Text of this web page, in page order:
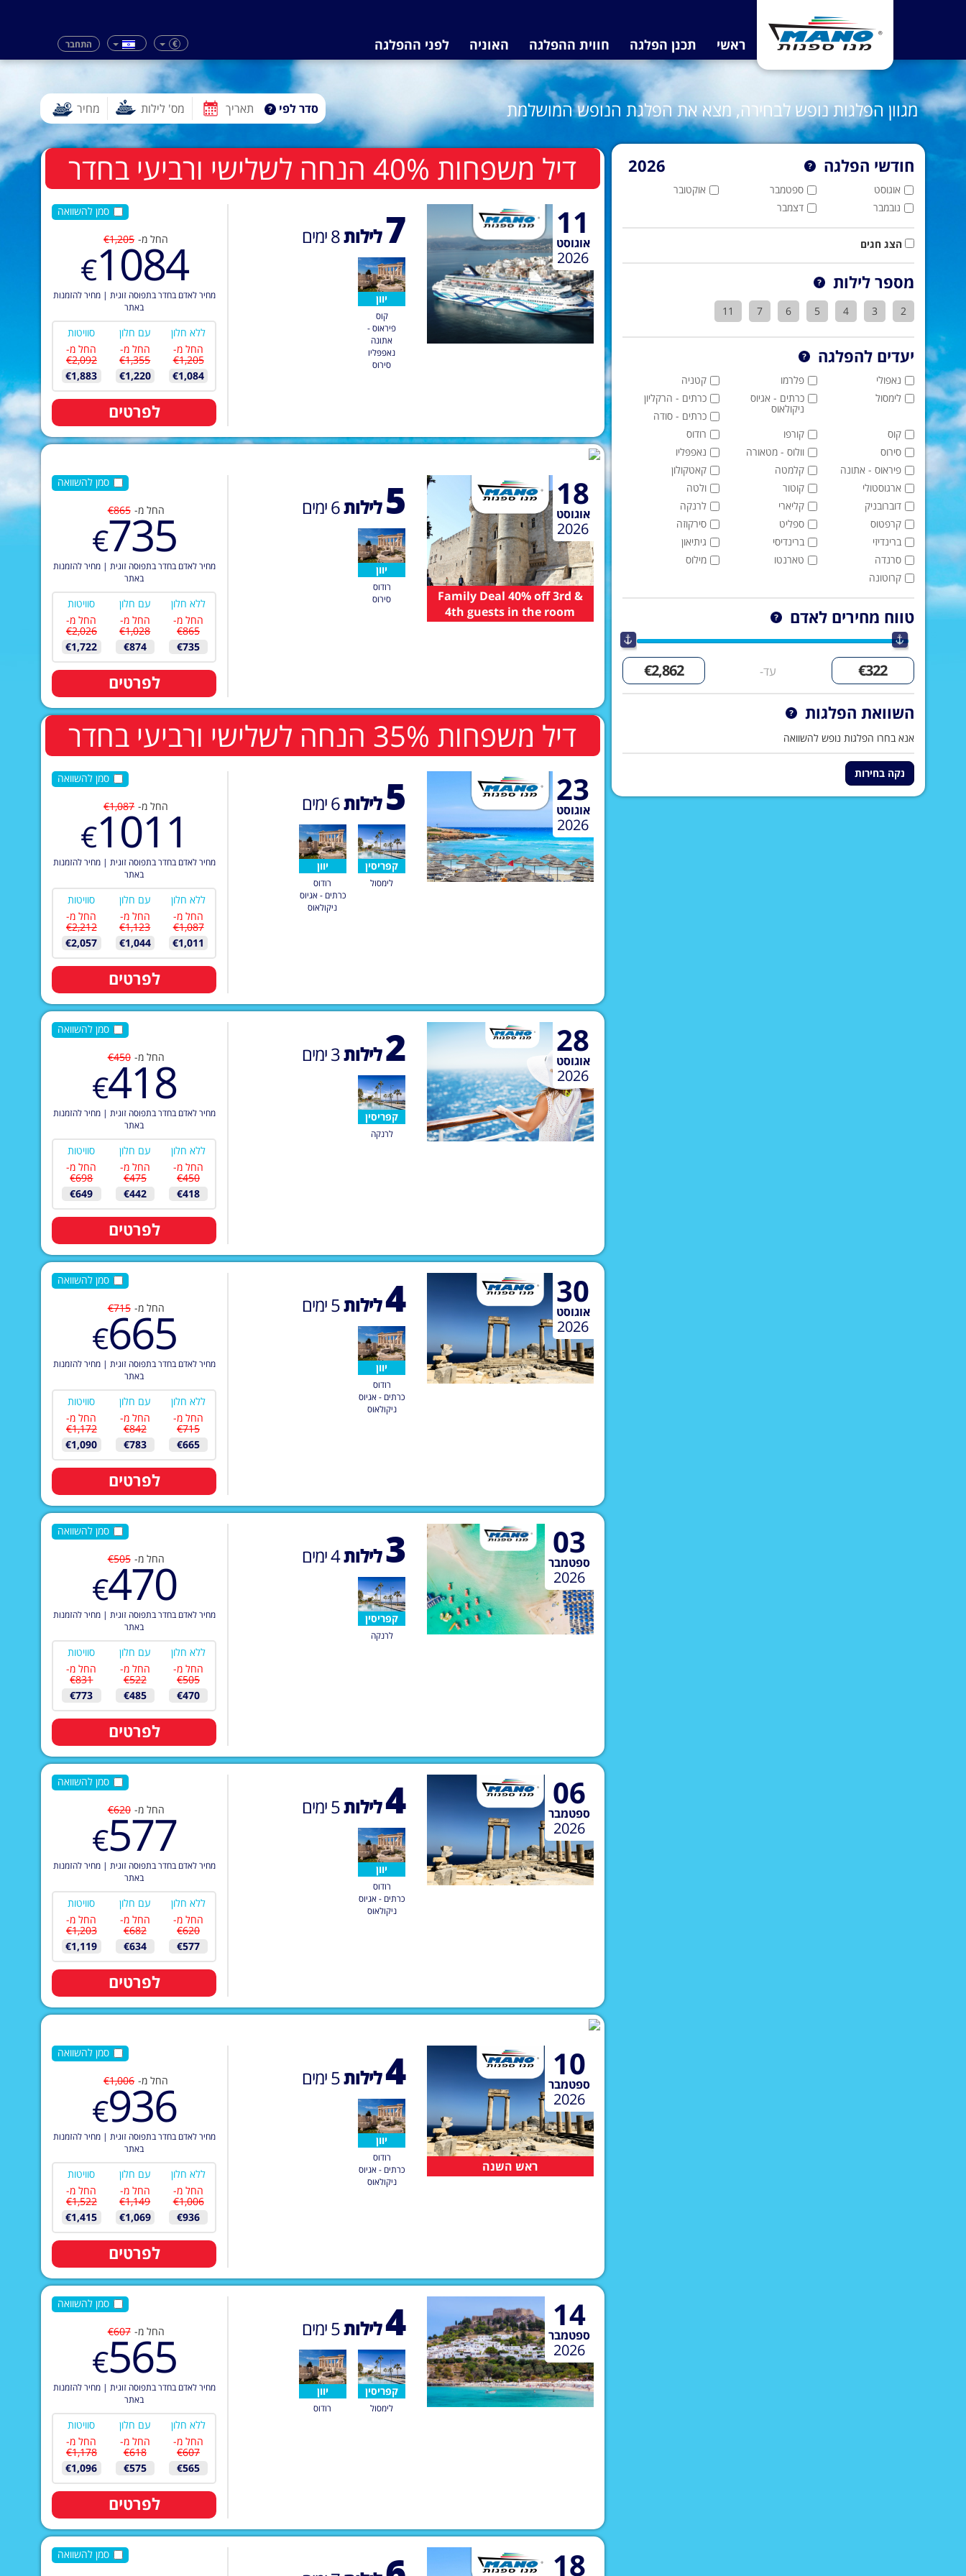
ראשי תכנן הפלגה חווית ההפלגה האוניה לפני ההפלגה € התחבר
מגוון הפלגות נופש לבחירה, מצא את הפלגת הנופש המושלמת
חודשי הפלגה 2026
אוגוסט ספטמבר
אוקטובר
נובמבר
דצמבר
הצג חגים
מספר לילות
2
3
4
5
6
7
11
יעדים להפלגה
נאפולי פלרמו
קטניה
לימסול
כרתים - אגיוס
ניקולאוס
כרתים - הרקליון
כרתים - סודה
קוס
קורפו
רודוס
סירוס
וולוס - מטאורה
נאפפּליו
פיראוס - אתונה
קלמטה
קאטקולון
ארגוסטולי
קוטור
ולטה
דוברובניק
קליארי
לרנקה
קרפטוס
ספליט
סירקוזה
ברינדיזי
ברינדיסי
גיתיאון
סרנדה
טארנטו
מילוס
קרוטונה
טווח מחירים לאדם
עד-
השוואת הפלגות
אנא בחרו הפלגות נופש להשוואה
נקה בחירות
סדר לפי תאריך מס' לילות מחיר
דיל משפחות 40% הנחה לשלישי ורביעי בחדר
סמן להשוואה
החל מ- €1,205
€1084
מחיר לאדם בחדר בתפוסה זוגית |מחיר להזמנות
באתר
ללא חלון
החל מ-
€1,205
€1,084
עם חלון
החל מ-
€1,355
€1,220
סוויטות
החל מ-
€2,092
€1,883
לפרטים
7לילות8ימים
יוון
קוס
פיראוס -
אתונה
נאפפּליו
סירוס
11
אוגוסט
2026
סמן להשוואה
החל מ- €865
€735
מחיר לאדם בחדר בתפוסה זוגית |מחיר להזמנות
באתר
ללא חלון
החל מ-
€865
€735
עם חלון
החל מ-
€1,028
€874
סוויטות
החל מ-
€2,026
€1,722
לפרטים
5 לילות6ימים
יוון
רודוס
סירוס
Family Deal 40% off 3rd &
4th guests in the room
18
אוגוסט
2026
דיל משפחות 35% הנחה לשלישי ורביעי בחדר
סמן להשוואה
החל מ- €1,087
€1011
מחיר לאדם בחדר בתפוסה זוגית |מחיר להזמנות
באתר
ללא חלון
החל מ-
€1,087
€1,011
עם חלון
החל מ-
€1,123
€1,044
סוויטות
החל מ-
€2,212
€2,057
לפרטים
5 לילות6ימים
קפריסין
לימסול
יוון
רודוס
כרתים - אגיוס
ניקולאוס
23
אוגוסט
2026
סמן להשוואה
החל מ- €450
€418
מחיר לאדם בחדר בתפוסה זוגית |מחיר להזמנות
באתר
ללא חלון
החל מ-
€450
€418
עם חלון
החל מ-
€475
€442
סוויטות
החל מ-
€698
€649
לפרטים
2לילות3ימים
קפריסין
לרנקה
28
אוגוסט
2026
סמן להשוואה
החל מ- €715
€665
מחיר לאדם בחדר בתפוסה זוגית |מחיר להזמנות
באתר
ללא חלון
החל מ-
€715
€665
עם חלון
החל מ-
€842
€783
סוויטות
החל מ-
€1,172
€1,090
לפרטים
4לילות5ימים
יוון
רודוס
כרתים - אגיוס
ניקולאוס
30
אוגוסט
2026
סמן להשוואה
החל מ- €505
€470
מחיר לאדם בחדר בתפוסה זוגית |מחיר להזמנות
באתר
ללא חלון
החל מ-
€505
€470
עם חלון
החל מ-
€522
€485
סוויטות
החל מ-
€831
€773
לפרטים
3לילות4ימים
קפריסין
לרנקה
03
ספטמבר
2026
סמן להשוואה
החל מ- €620
€577
מחיר לאדם בחדר בתפוסה זוגית |מחיר להזמנות
באתר
ללא חלון
החל מ-
€620
€577
עם חלון
החל מ-
€682
€634
סוויטות
החל מ-
€1,203
€1,119
לפרטים
4לילות5ימים
יוון
רודוס
כרתים - אגיוס
ניקולאוס
06
ספטמבר
2026
סמן להשוואה
החל מ- €1,006
€936
מחיר לאדם בחדר בתפוסה זוגית |מחיר להזמנות
באתר
ללא חלון
החל מ-
€1,006
€936
עם חלון
החל מ-
€1,149
€1,069
סוויטות
החל מ-
€1,522
€1,415
לפרטים
4לילות5ימים
יוון
רודוס
כרתים - אגיוס
ניקולאוס
ראש השנה
10
ספטמבר
2026
סמן להשוואה
החל מ- €607
€565
מחיר לאדם בחדר בתפוסה זוגית |מחיר להזמנות
באתר
ללא חלון
החל מ-
€607
€565
עם חלון
החל מ-
€618
€575
סוויטות
החל מ-
€1,178
€1,096
לפרטים
4לילות5ימים
קפריסין
לימסול
יוון
רודוס
14
ספטמבר
2026
סמן להשוואה 18